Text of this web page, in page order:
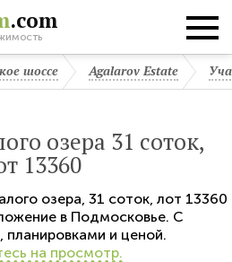
.com
шоссе Agalarov Estate
озера 31 соток,
13360
озера, 31 соток, лот 13360
в Подмосковье. С
и ценой.
на просмотр.